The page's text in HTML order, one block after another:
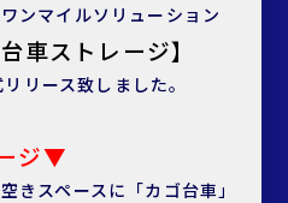
ンマイルソリューション
車ストレージ】
リース致しました。
ジ▼
きスペースに「カゴ台車」